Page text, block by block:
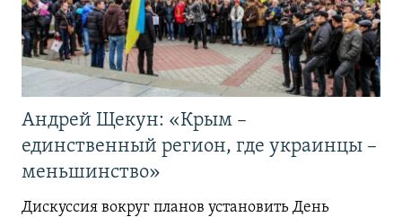
Андрей Щекун: «Крым –
единственный регион, где украинцы –
меньшинство»
Дискуссия вокруг планов установить День